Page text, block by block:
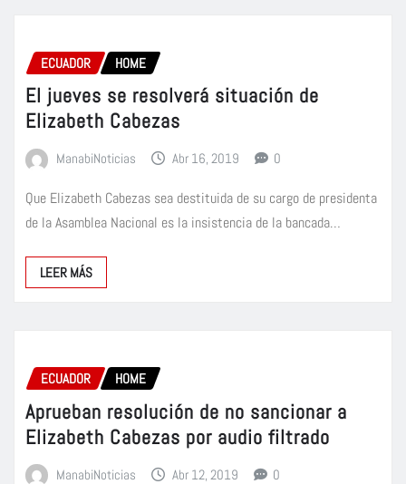
ECUADOR HOME
El jueves se resolverá situación de
Elizabeth Cabezas
ManabiNoticias Abr 16, 2019 0
Que Elizabeth Cabezas sea destituida de su cargo de presidenta
de la Asamblea Nacional es la insistencia de la bancada…
LEER MÁS
ECUADOR HOME
Aprueban resolución de no sancionar a
Elizabeth Cabezas por audio filtrado
ManabiNoticias Abr 12, 2019 0